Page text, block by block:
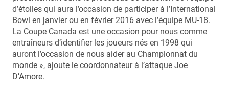
d’étoiles qui aura l’occasion de participer à l’International
Bowl en janvier ou en février 2016 avec l’équipe MU-18.
La Coupe Canada est une occasion pour nous comme
entraîneurs d’identifier les joueurs nés en 1998 qui
auront l’occasion de nous aider au Championnat du
monde », ajoute le coordonnateur à l’attaque Joe
D’Amore.